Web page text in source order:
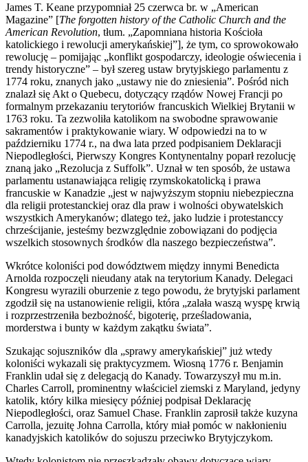
James T. Keane przypomniał 25 czerwca br. w „American
Magazine” [The forgotten history of the Catholic Church and the
American Revolution, tłum. „Zapomniana historia Kościoła
katolickiego i rewolucji amerykańskiej”], że tym, co sprowokowało
rewolucję – pomijając „konflikt gospodarczy, ideologie oświecenia i
trendy historyczne” – był szereg ustaw brytyjskiego parlamentu z
1774 roku, znanych jako „ustawy nie do zniesienia”. Pośród nich
znalazł się Akt o Quebecu, dotyczący rządów Nowej Francji po
formalnym przekazaniu terytoriów francuskich Wielkiej Brytanii w
1763 roku. Ta zezwoliła katolikom na swobodne sprawowanie
sakramentów i praktykowanie wiary. W odpowiedzi na to w
październiku 1774 r., na dwa lata przed podpisaniem Deklaracji
Niepodległości, Pierwszy Kongres Kontynentalny poparł rezolucję
znaną jako „Rezolucja z Suffolk”. Uznał w ten sposób, że ustawa
parlamentu ustanawiająca religię rzymskokatolicką i prawa
francuskie w Kanadzie „jest w najwyższym stopniu niebezpieczna
dla religii protestanckiej oraz dla praw i wolności obywatelskich
wszystkich Amerykanów; dlatego też, jako ludzie i protestanccy
chrześcijanie, jesteśmy bezwzględnie zobowiązani do podjęcia
wszelkich stosownych środków dla naszego bezpieczeństwa”.
Wkrótce koloniści pod dowództwem między innymi Benedicta
Arnolda rozpoczęli nieudany atak na terytorium Kanady. Delegaci
Kongresu wyrazili oburzenie z tego powodu, że ​​brytyjski parlament
zgodził się na ustanowienie religii, która „zalała waszą wyspę krwią
i rozprzestrzeniła bezbożność, bigoterię, prześladowania,
morderstwa i bunty w każdym zakątku świata”.
Szukając sojuszników dla „sprawy amerykańskiej” już wtedy
koloniści wykazali się praktycyzmem. Wiosną 1776 r. Benjamin
Franklin udał się z delegacją do Kanady. Towarzyszył mu m.in.
Charles Carroll, prominentny właściciel ziemski z Maryland, jedyny
katolik, który kilka miesięcy później podpisał Deklarację
Niepodległości, oraz Samuel Chase. Franklin zaprosił także kuzyna
Carrolla, jezuitę Johna Carrolla, który miał pomóc w nakłonieniu
kanadyjskich katolików do sojuszu przeciwko Brytyjczykom.